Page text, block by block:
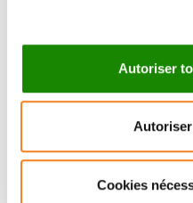
Autoriser
Cookies
NATHALIE
DOSTATNI